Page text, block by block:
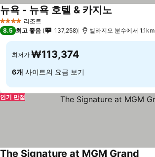
4 성급 리조트
뉴욕 - 뉴욕 호텔 & 카지노요금 보기
8.5 최고 좋음 137,258 벨라지오 분수에서 1.1km
최저가 ₩113,374
6개 사이트의 요금 보기
인기 만점
The Signature at MGM Grand